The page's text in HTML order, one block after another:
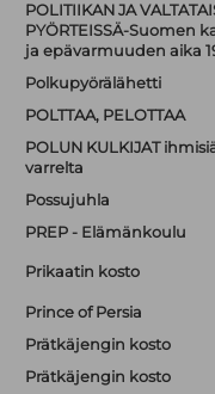
POLITIIKAN JA
PYÖRTEISSÄ-Suomen
ja epävarmuuden aika
Polkupyörälähetti
POLTTAA, PELOTTAA
POLUN KULKIJAT
varrelta
Possujuhla
PREP - Elämänkoulu
Prikaatin kosto
Prince of Persia
Prätkäjengin kosto
Prätkäjengin kosto